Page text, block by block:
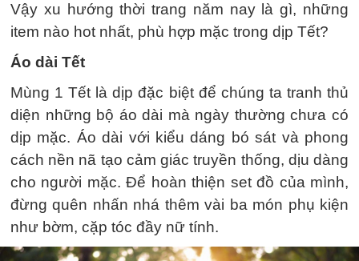
Vậy xu hướng thời trang năm nay là gì, những
item nào hot nhất, phù hợp mặc trong dịp Tết?
Áo dài Tết
Mùng 1 Tết là dịp đặc biệt để chúng ta tranh thủ
diện những bộ áo dài mà ngày thường chưa có
dịp mặc. Áo dài với kiểu dáng bó sát và phong
cách nền nã tạo cảm giác truyền thống, dịu dàng
cho người mặc. Để hoàn thiện set đồ của mình,
đừng quên nhấn nhá thêm vài ba món phụ kiện
như bờm, cặp tóc đầy nữ tính.